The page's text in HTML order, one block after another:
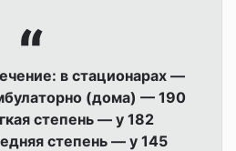
в стационарах —
(дома) — 190
степень — у 182
степень — у 145